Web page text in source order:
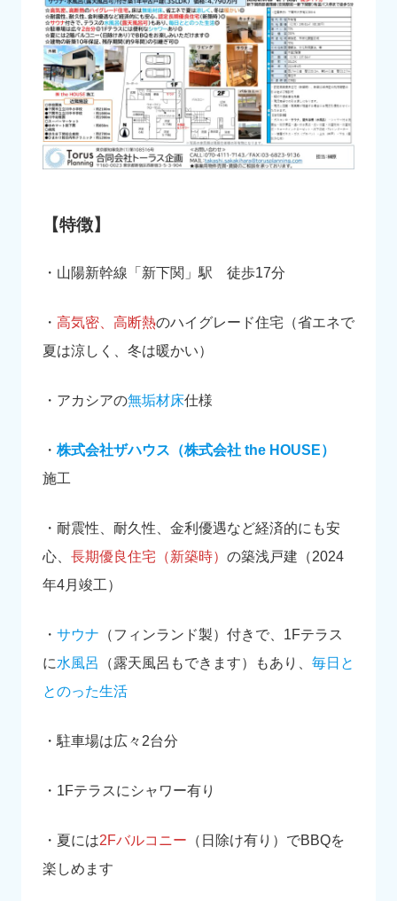
【特徴】
・山陽新幹線「新下関」駅 徒歩17分
・ 高気密、高断熱のハイグレード住宅（省エネで
夏は涼しく、冬は暖かい）
・アカシアの無垢材床仕様
・ 株式会社ザハウス（株式会社 the HOUSE）
施工
・耐震性、耐久性、金利優遇など経済的にも安
心、 長期優良住宅（新築時） の築浅戸建（2024
年4月竣工）
・ サウナ （フィンランド製）付きで、1Fテラス
に水風呂 （露天風呂もできます）もあり、 毎日と
とのった生活
・駐車場は広々2台分
・1Fテラスにシャワー有り
・夏には2Fバルコニー （日除け有り）でBBQを
楽しめます